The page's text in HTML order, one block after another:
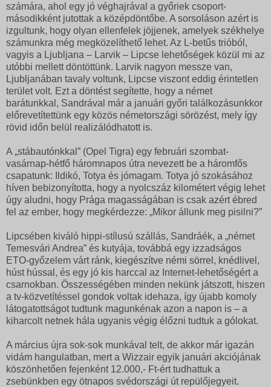
számára, ahol egy jó véghajrával a győriek csoport-
másodikként jutottak a középdöntőbe. A sorsoláson azért is
izgultunk, hogy olyan ellenfelek jöjjenek, amelyek székhelye
számunkra még megközelíthető lehet. Az L-betűs trióból,
vagyis a Ljubljana – Larvik – Lipcse lehetőségek közül mi az
utóbbi mellett döntöttünk. Larvik nagyon messze van,
Ljubljanában tavaly voltunk, Lipcse viszont eddig érintetlen
terület volt. Ezt a döntést segítette, hogy a német
barátunkkal, Sandrával már a januári győri találkozásunkkor
előrevetítettünk egy közös németországi sörözést, mely így
rövid időn belül realizálódhatott is.
A „stábautónkkal” (Opel Tigra) egy februári szombat-
vasárnap-hétfő háromnapos útra nevezett be a háromfős
csapatunk: Ildikó, Totya és jómagam. Totya jó szokásához
híven bebizonyította, hogy a nyolcszáz kilométert végig lehet
úgy aludni, hogy Prága magasságában is csak azért ébred
fel az ember, hogy megkérdezze: „Mikor állunk meg pisilni?”
Lipcsében kiváló hippi-stílusú szállás, Sandráék, a „német
Temesvári Andrea” és kutyája, továbbá egy izzadságos
ETO-győzelem várt ránk, kiegészítve némi sörrel, knédlivel,
húst hússal, és egy jó kis harccal az Internet-lehetőségért a
csarnokban. Összességében minden nekünk játszott, hiszen
a tv-közvetítéssel gondok voltak idehaza, így újabb komoly
látogatottságot tudtunk magunkénak azon a napon is – a
kiharcolt netnek hála ugyanis végig élőzni tudtuk a gólokat.
A március újra sok-sok munkával telt, de akkor már igazán
vidám hangulatban, mert a Wizzair egyik januári akciójának
köszönhetően fejenként 12.000,- Ft-ért tudhattuk a
zsebünkben egy ötnapos svédországi út repülőjegyeit.